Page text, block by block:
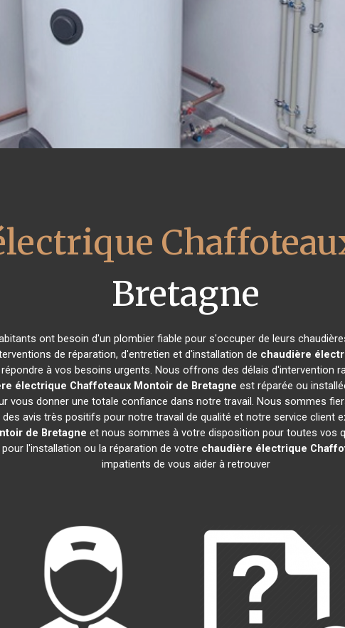
Bretagne
ont besoin d'un plombier fiable pour s'occuper de leurs
de réparation, d'entretien et d'installation de chaudière
à vos besoins urgents. Nous offrons des délais d'intervention
électrique Chaffoteaux Montoir de Bretagne est réparée ou
vous donner une totale confiance dans notre travail. Nous sommes
avis très positifs pour notre travail de qualité et notre service client
de Bretagne et nous sommes à votre disposition pour toutes vos
l'installation ou la réparation de votre chaudière électrique
impatients de vous aider à retrouver